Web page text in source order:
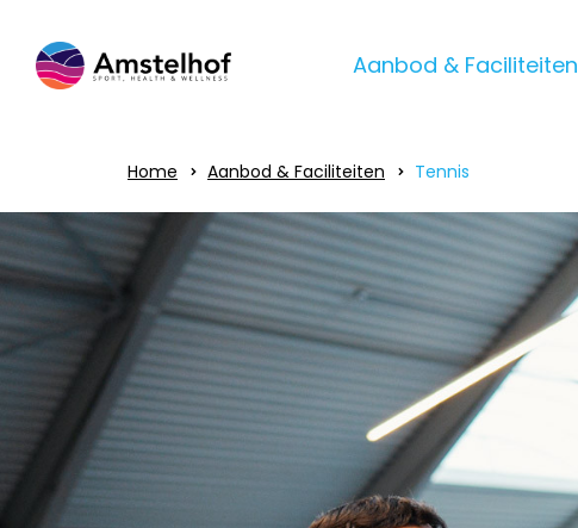
Aanbod & Faciliteiten
Home Aanbod & Faciliteiten Tennis